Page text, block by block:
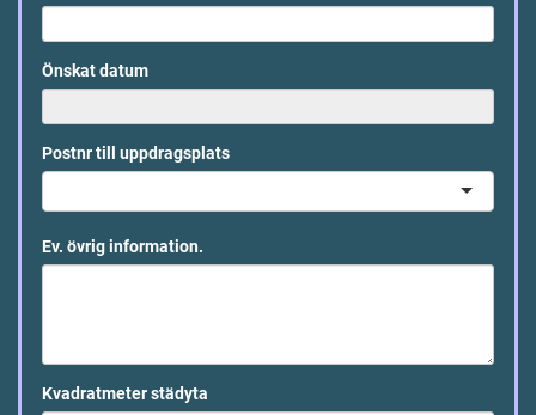
Önskat datum
Postnr till uppdragsplats
Ev. övrig information.
Kvadratmeter städyta